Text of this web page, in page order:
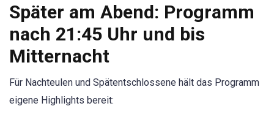
Später am Abend: Programm
nach 21:45 Uhr und bis
Mitternacht
Für Nachteulen und Spätentschlossene hält das Programm
eigene Highlights bereit: